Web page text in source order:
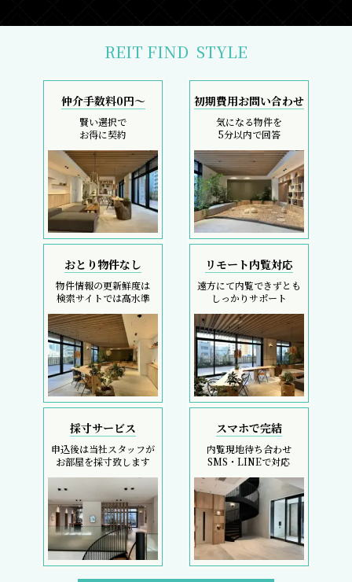
REIT FIND STYLE
仲介手数料0円～
賢い選択で
お得に契約
初期費用お問い合わせ
気になる物件を
5分以内で回答
おとり物件なし
物件情報の更新鮮度は
検索サイトでは高水準
リモート内覧対応
遠方にて内覧できずとも
しっかりサポート
採寸サービス
申込後は当社スタッフが
お部屋を採寸致します
スマホで完結
内覧現地待ち合わせ
SMS・LINEで対応